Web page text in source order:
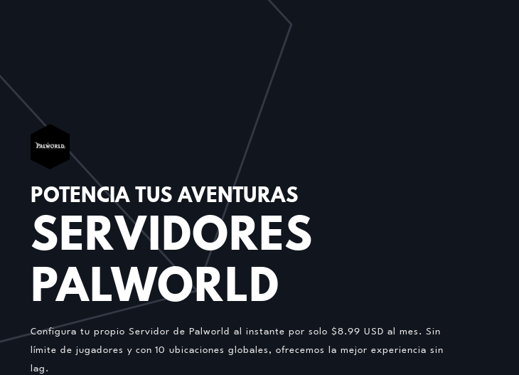
POTENCIA TUS AVENTURAS
SERVIDORES
PALWORLD
Configura tu propio Servidor de Palworld al instante por solo $8.99 USD al mes. Sin
límite de jugadores y con 10 ubicaciones globales, ofrecemos la mejor experiencia sin
lag.